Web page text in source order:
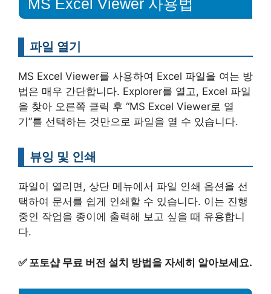
MS Excel Viewer 사용법
파일 열기
MS Excel Viewer를 사용하여 Excel 파일을 여는 방
법은 매우 간단합니다. Explorer를 열고, Excel 파일
을 찾아 오른쪽 클릭 후 “MS Excel Viewer로 열
기”를 선택하는 것만으로 파일을 열 수 있습니다.
뷰잉 및 인쇄
파일이 열리면, 상단 메뉴에서 파일 인쇄 옵션을 선
택하여 문서를 쉽게 인쇄할 수 있습니다. 이는 진행
중인 작업을 종이에 출력해 보고 싶을 때 유용합니
다.
✅ 포토샵 무료 버전 설치 방법을 자세히 알아보세요.